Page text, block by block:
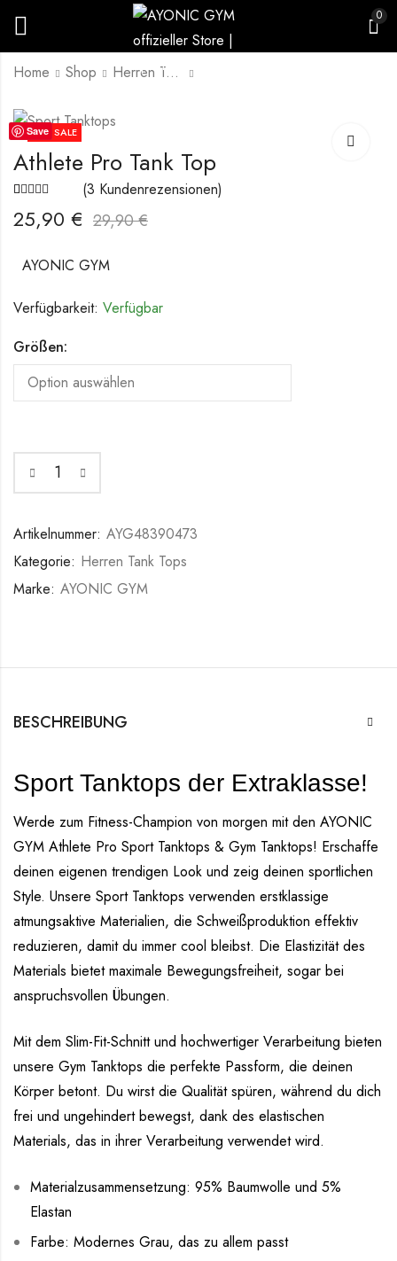
0
Home Shop Herren Tank Tops
Save
13% SALE
Athlete Pro Tank Top
4.67 von 5,
basierend
(3 Kundenrezensionen)
25,90 € 29,90€
AYONIC GYM
Verfügbarkeit: Verfügbar
Größen:
Artikelnummer: AYG48390473
Kategorie: Herren Tank Tops
Marke: AYONIC GYM
BESCHREIBUNG
Sport Tanktops der Extraklasse!
Werde zum Fitness-Champion von morgen mit den AYONIC
GYM Athlete Pro Sport Tanktops & Gym Tanktops! Erschaffe
deinen eigenen trendigen Look und zeig deinen sportlichen
Style. Unsere Sport Tanktops verwenden erstklassige
atmungsaktive Materialien, die Schweißproduktion effektiv
reduzieren, damit du immer cool bleibst. Die Elastizität des
Materials bietet maximale Bewegungsfreiheit, sogar bei
anspruchsvollen Übungen.
Mit dem Slim-Fit-Schnitt und hochwertiger Verarbeitung bieten
unsere Gym Tanktops die perfekte Passform, die deinen
Körper betont. Du wirst die Qualität spüren, während du dich
frei und ungehindert bewegst, dank des elastischen
Materials, das in ihrer Verarbeitung verwendet wird.
Materialzusammensetzung: 95% Baumwolle und 5%
Elastan
Farbe: Modernes Grau, das zu allem passt